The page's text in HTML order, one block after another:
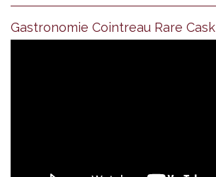
Gastronomie Cointreau Rare Cask